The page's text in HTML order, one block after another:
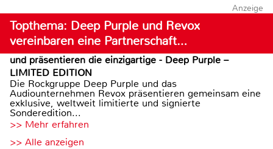
Anzeige
Topthema: Deep Purple und Revox
vereinbaren eine Partnerschaft…
und präsentieren die einzigartige - Deep Purple –
LIMITED EDITION
Die Rockgruppe Deep Purple und das
Audiounternehmen Revox präsentieren gemeinsam eine
exklusive, weltweit limitierte und signierte
Sonderedition...
>> Mehr erfahren
>> Alle anzeigen